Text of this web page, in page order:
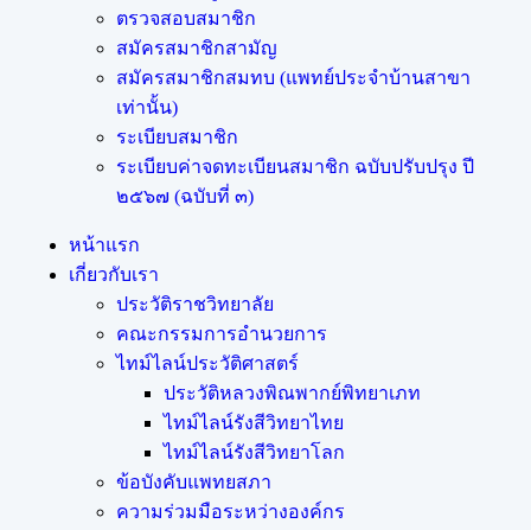
ตรวจสอบสมาชิก
สมัครสมาชิกสามัญ
สมัครสมาชิกสมทบ (แพทย์ประจำบ้านสาขา
เท่านั้น)
ระเบียบสมาชิก
ระเบียบค่าจดทะเบียนสมาชิก ฉบับปรับปรุง ปี
๒๕๖๗ (ฉบับที่ ๓)
หน้าแรก
เกี่ยวกับเรา
ประวัติราชวิทยาลัย
คณะกรรมการอำนวยการ
ไทม์ไลน์ประวัติศาสตร์
ประวัติหลวงพิณพากย์พิทยาเภท
ไทม์ไลน์รังสีวิทยาไทย
ไทม์ไลน์รังสีวิทยาโลก
ข้อบังคับแพทยสภา
ความร่วมมือระหว่างองค์กร